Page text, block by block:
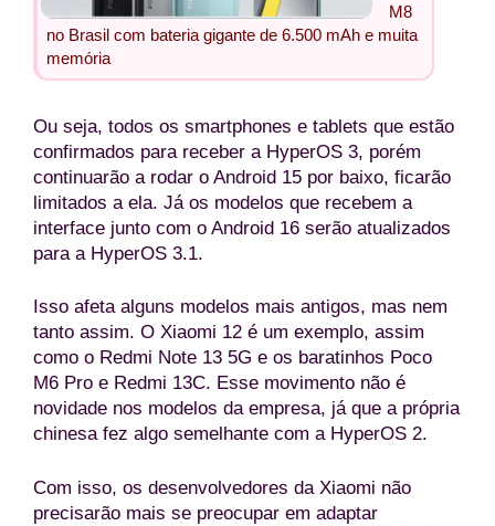
M8
no Brasil com bateria gigante de 6.500 mAh e muita
memória
Ou seja, todos os smartphones e tablets que estão
confirmados para receber a HyperOS 3, porém
continuarão a rodar o Android 15 por baixo, ficarão
limitados a ela. Já os modelos que recebem a
interface junto com o Android 16 serão atualizados
para a HyperOS 3.1.
Isso afeta alguns modelos mais antigos, mas nem
tanto assim. O Xiaomi 12 é um exemplo, assim
como o Redmi Note 13 5G e os baratinhos Poco
M6 Pro e Redmi 13C. Esse movimento não é
novidade nos modelos da empresa, já que a própria
chinesa fez algo semelhante com a HyperOS 2.
Com isso, os desenvolvedores da Xiaomi não
precisarão mais se preocupar em adaptar